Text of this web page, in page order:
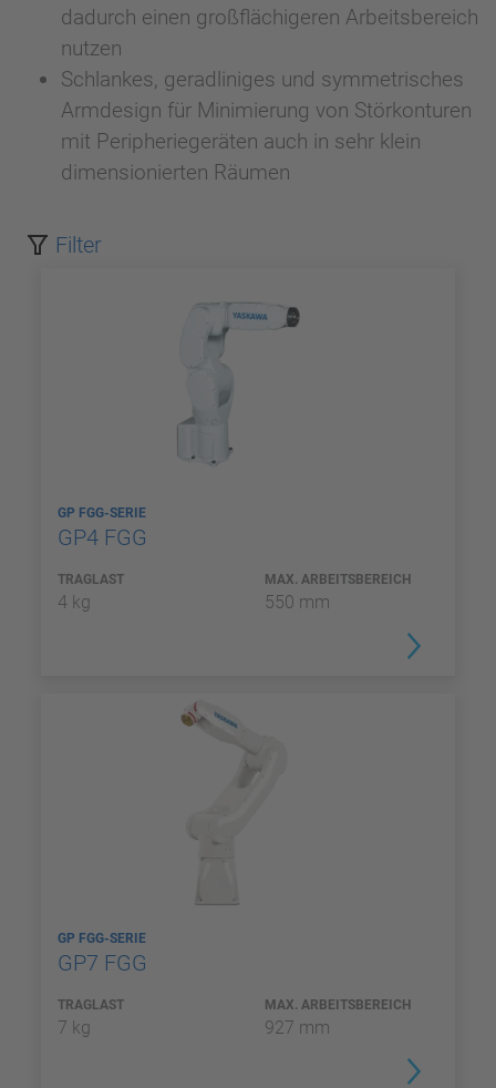
dadurch einen großflächigeren Arbeitsbereich
nutzen
Schlankes, geradliniges und symmetrisches
Armdesign für Minimierung von Störkonturen
mit Peripheriegeräten auch in sehr klein
dimensionierten Räumen
Filter
GP FGG-SERIE
GP4 FGG
TRAGLAST
4 kg
MAX. ARBEITSBEREICH
550 mm
GP FGG-SERIE
GP7 FGG
TRAGLAST
7 kg
MAX. ARBEITSBEREICH
927 mm